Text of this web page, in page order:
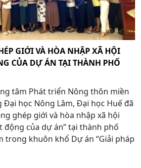
GIỚI VÀ HÒA NHẬP XÃ HỘI
CỦA DỰ ÁN TẠI THÀNH PHỐ
tâm Phát triển Nông thôn miền
Đại học Nông Lâm, Đại học Huế đã
ghép giới và hòa nhập xã hội
động của dự án” tại thành phố
trong khuôn khổ Dự án “Giải pháp